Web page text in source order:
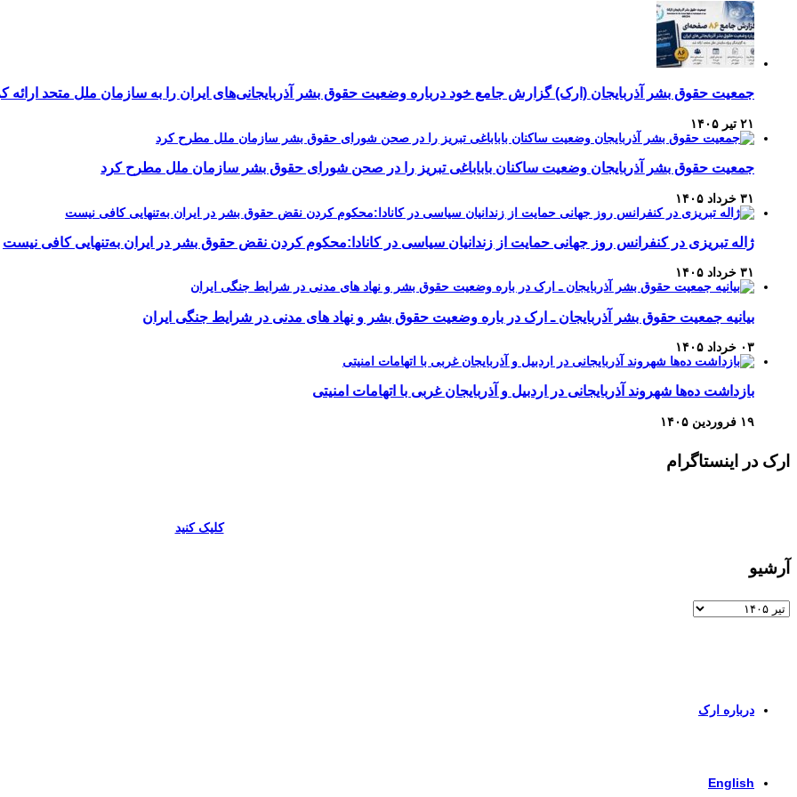
جمعیت حقوق بشر آذربایجان (ارک) گزارش جامع خود درباره وضعیت حقوق بشر آذربایجانی‌های ایران را به سازمان ملل متحد ارائه
۲۱ تیر ۱۴۰۵
جمعیت حقوق بشر آذربایجان وضعیت ساکنان باباباغی تبریز را در صحن شورای حقوق بشر سازمان ملل مطرح کرد
۳۱ خرداد ۱۴۰۵
ژاله تبریزی در کنفرانس روز جهانی حمایت از زندانیان سیاسی در کانادا:محکوم کردن نقض حقوق بشر در ایران به‌تنهایی کافی نیست
۳۱ خرداد ۱۴۰۵
بیانیه جمعیت حقوق بشر آذربایجان ـ ارک در باره وضعیت حقوق بشر و نهاد های مدنی در شرایط جنگی ایران
۰۳ خرداد ۱۴۰۵
بازداشت ده‌ها شهروند آذربایجانی در اردبیل و آذربایجان غربی با اتهامات امنیتی
۱۹ فروردین ۱۴۰۵
ارک در اینستاگرام
کلیک کنید
آرشیو
آرشیو
درباره ارک
English